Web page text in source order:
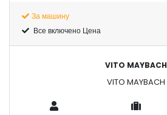
За машину
Все включено Цена
VITO MAYBACH
VITO MAYBACH